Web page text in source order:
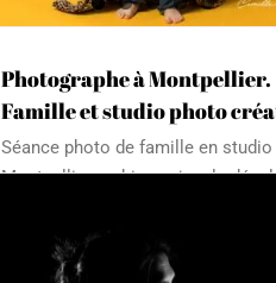
Photographe à Montpellier.
Famille et studio photo
Séance photo de famille en studio
Montpellier ambiance jungle
vous présenter les photos de cette
adorable petite famille que je suis
Séance photo de grossesse